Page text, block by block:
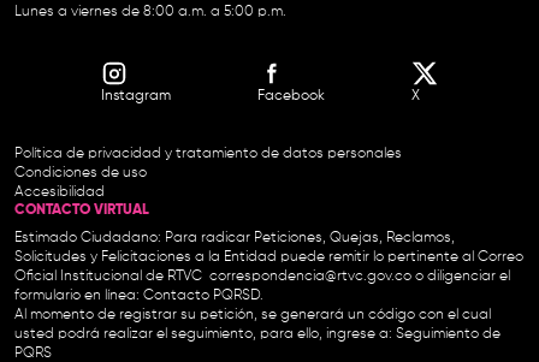
Lunes a viernes de 8:00 a.m. a 5:00 p.m.
Instagram Facebook X
Política de privacidad y tratamiento de datos personales
Condiciones de uso
Accesibilidad
CONTACTO VIRTUAL
Estimado Ciudadano: Para radicar Peticiones, Quejas, Reclamos,
Solicitudes y Felicitaciones a la Entidad puede remitir lo pertinente al Correo
Oficial Institucional de RTVC correspondencia@rtvc.gov.co o diligenciar el
formulario en línea: Contacto PQRSD.
Al momento de registrar su petición, se generará un código con el cual
usted podrá realizar el seguimiento, para ello, ingrese a: Seguimiento de
PQRS